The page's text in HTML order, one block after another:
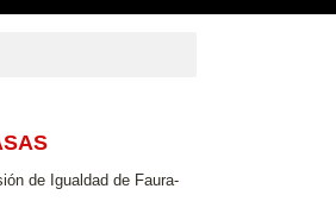
de Igualdad de Faura-